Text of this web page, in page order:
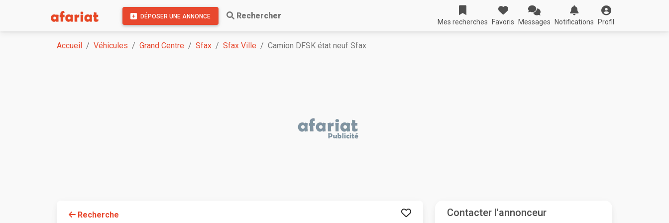
DÉPOSER UNE ANNONCE Rechercher
Mes recherches Favoris Messages Notifications Profil
Accueil Véhicules Grand Centre Sfax Sfax Ville Camion DFSK état neuf Sfax
Recherche Contacter l'annonceur